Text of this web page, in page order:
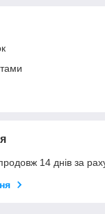
14 днів за